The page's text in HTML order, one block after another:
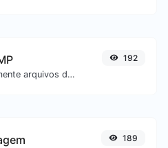
Converta facilmente arquivos de imagem PNG para BMP.
192
189